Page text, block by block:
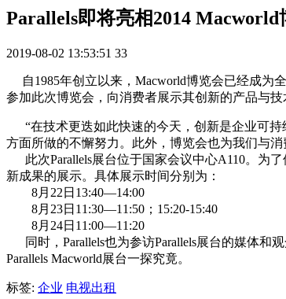
Parallels即将亮相2014 Macworld
2019-08-02 13:53:51 33
自1985年创立以来，Macworld博览会已经成为
参加此次博览会，向消费者展示其创新的产品与技
“在技术更迭如此快速的今天，创新是企业可持
方面所做的不懈努力。此外，博览会也为我们与
此次Parallels展台位于国家会议中心A110。为了
新成果的展示。具体展示时间分别为：
8月22日13:40—14:00
8月23日11:30—11:50；15:20-15:40
8月24日11:00—11:20
同时，Parallels也为参访Parallels展台的媒体和
Parallels Macworld展台一探究竟。
标签: 企业 电视出租